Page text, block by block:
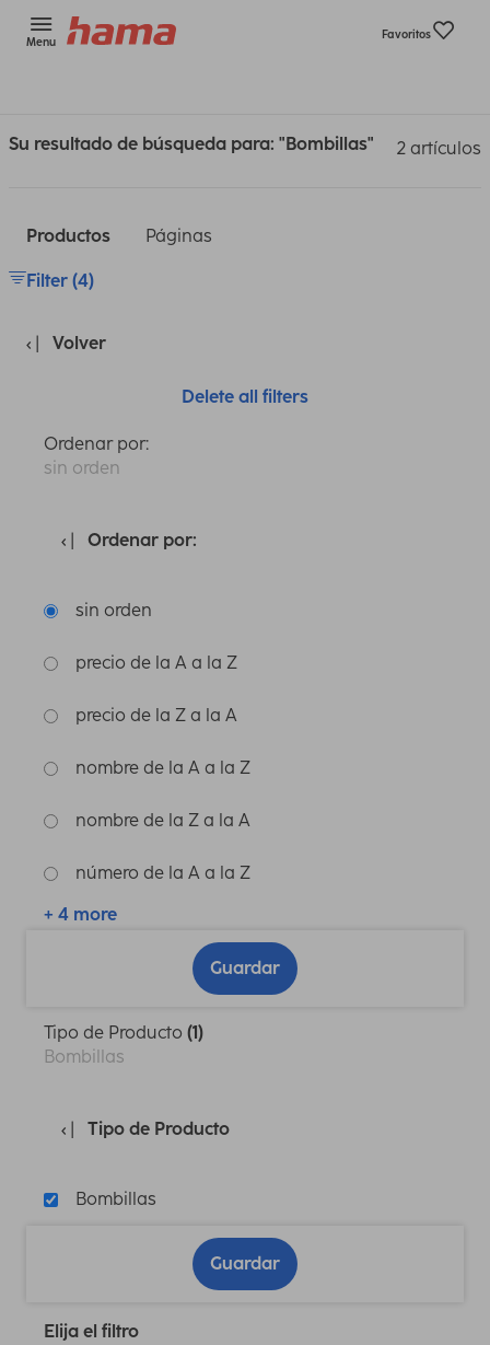
Menu
Favoritos
Su resultado de búsqueda para: "Bombillas" 2 artículos
Productos Páginas
Filter (4)
Volver
Delete all filters
Ordenar por:
sin orden
Ordenar por:
sin orden
precio de la A a la Z
precio de la Z a la A
nombre de la A a la Z
nombre de la Z a la A
número de la A a la Z
+ 4 more
Guardar
Tipo de Producto (1)
Bombillas
Tipo de Producto
Bombillas
Guardar
Elija el filtro